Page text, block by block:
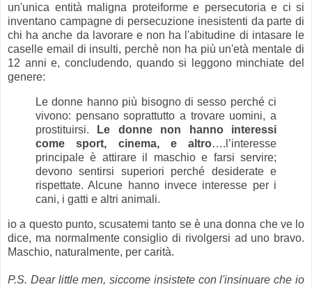
un'unica entità maligna proteiforme e persecutoria e ci si
inventano campagne di persecuzione inesistenti da parte di
chi ha anche da lavorare e non ha l'abitudine di intasare le
caselle email di insulti, perchè non ha più un'età mentale di
12 anni e, concludendo, quando si leggono minchiate del
genere:
Le donne hanno più bisogno di sesso perché ci
vivono: pensano soprattutto a trovare uomini, a
prostituirsi.
Le donne non hanno interessi
come sport, cinema, e altro….l’interesse
principale è attirare il maschio e farsi servire;
devono sentirsi superiori perché desiderate e
rispettate. Alcune hanno invece interesse per i
cani, i gatti e altri animali.
io a questo punto, scusatemi tanto se è una donna che ve lo
dice, ma normalmente consiglio di rivolgersi ad uno bravo.
Maschio, naturalmente, per carità.
P.S. Dear little men, siccome insistete con l'insinuare che io